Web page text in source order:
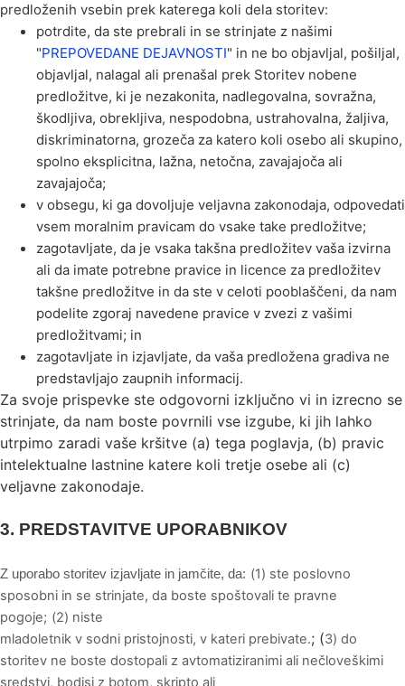
predloženih vsebin prek katerega koli dela storitev:
potrdite, da ste prebrali in se strinjate z našimi
"PREPOVEDANE DEJAVNOSTI" in ne bo objavljal, pošiljal,
objavljal, nalagal ali prenašal prek Storitev nobene
predložitve, ki je nezakonita, nadlegovalna, sovražna,
škodljiva, obrekljiva, nespodobna, ustrahovalna, žaljiva,
diskriminatorna, grozeča za katero koli osebo ali skupino,
spolno eksplicitna, lažna, netočna, zavajajoča ali
zavajajoča;
v obsegu, ki ga dovoljuje veljavna zakonodaja, odpovedati
vsem moralnim pravicam do vsake take predložitve;
zagotavljate, da je vsaka takšna predložitev vaša izvirna
ali da imate potrebne pravice in licence za predložitev
takšne predložitve in da ste v celoti pooblaščeni, da nam
podelite zgoraj navedene pravice v zvezi z vašimi
predložitvami; in
zagotavljate in izjavljate, da vaša predložena gradiva ne
predstavljajo zaupnih informacij.
Za svoje prispevke ste odgovorni izključno vi in izrecno se
strinjate, da nam boste povrnili vse izgube, ki jih lahko
utrpimo zaradi vaše kršitve (a) tega poglavja, (b) pravic
intelektualne lastnine katere koli tretje osebe ali (c)
veljavne zakonodaje.
3. PREDSTAVITVE UPORABNIKOV
Z uporabo storitev izjavljate in jamčite, da: (1) ste poslovno
sposobni in se strinjate, da boste spoštovali te pravne
pogoje; (2) niste
mladoletnik v sodni pristojnosti, v kateri prebivate.; (3) do
storitev ne boste dostopali z avtomatiziranimi ali nečloveškimi
sredstvi, bodisi z botom, skripto ali